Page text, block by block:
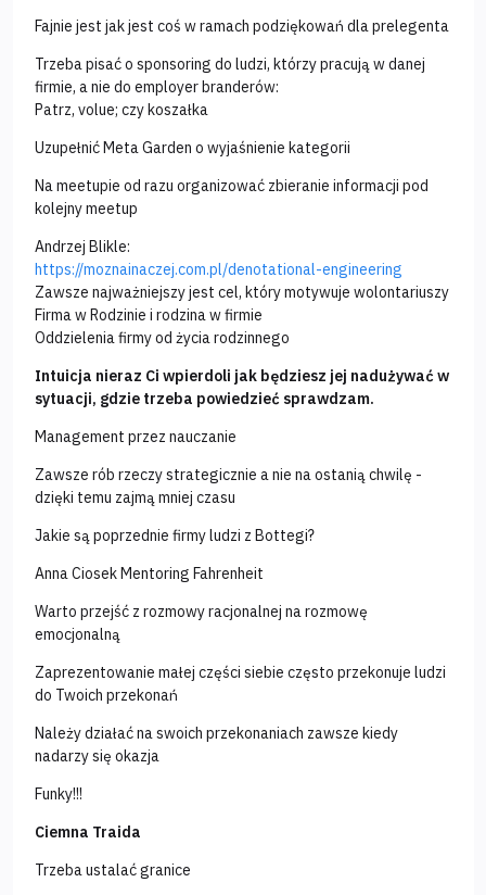
Fajnie jest jak jest coś w ramach podziękowań dla prelegenta
Trzeba pisać o sponsoring do ludzi, którzy pracują w danej
firmie, a nie do employer branderów:
Patrz, volue; czy koszałka
Uzupełnić Meta Garden o wyjaśnienie kategorii
Na meetupie od razu organizować zbieranie informacji pod
kolejny meetup
Andrzej Blikle:
https://moznainaczej.com.pl/denotational-engineering
Zawsze najważniejszy jest cel, który motywuje wolontariuszy
Firma w Rodzinie i rodzina w firmie
Oddzielenia firmy od życia rodzinnego
Intuicja nieraz Ci wpierdoli jak będziesz jej nadużywać w
sytuacji, gdzie trzeba powiedzieć sprawdzam.
Management przez nauczanie
Zawsze rób rzeczy strategicznie a nie na ostanią chwilę -
dzięki temu zajmą mniej czasu
Jakie są poprzednie firmy ludzi z Bottegi?
Anna Ciosek Mentoring Fahrenheit
Warto przejść z rozmowy racjonalnej na rozmowę
emocjonalną
Zaprezentowanie małej części siebie często przekonuje ludzi
do Twoich przekonań
Należy działać na swoich przekonaniach zawsze kiedy
nadarzy się okazja
Funky!!!
Ciemna Traida
Trzeba ustalać granice